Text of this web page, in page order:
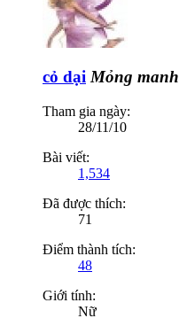
cỏ dại Mỏng
Tham gia ngày:
28/11/10
Bài viết:
1,534
Đã được thích:
71
Điểm thành tích:
48
Giới tính:
Nữ